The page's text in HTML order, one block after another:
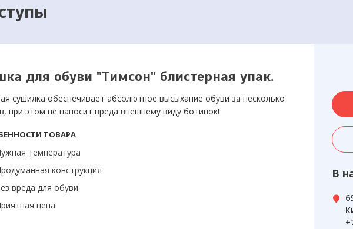
для обуви "Тимсон" блистерная упак.
сушилка обеспечивает абсолютное высыхание обуви за несколько
при этом не наносит вреда внешнему виду ботинок!
ТОВАРА
температура
конструкция
вреда для обуви
цена
В